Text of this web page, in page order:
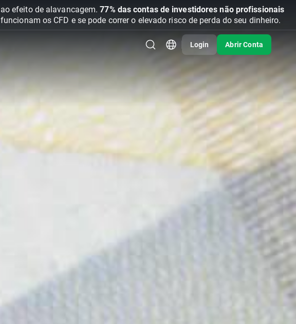
efeito de alavancagem.77% das contas de investidores não profissionais
os CFD e se pode correr o elevado risco de perda do seu dinheiro.
Login Abrir Conta